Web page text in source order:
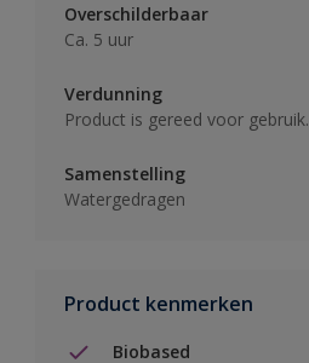
Overschilderbaar
Ca. 5 uur
Verdunning
Product is gereed voor gebruik.
Samenstelling
Watergedragen
Product kenmerken
Biobased